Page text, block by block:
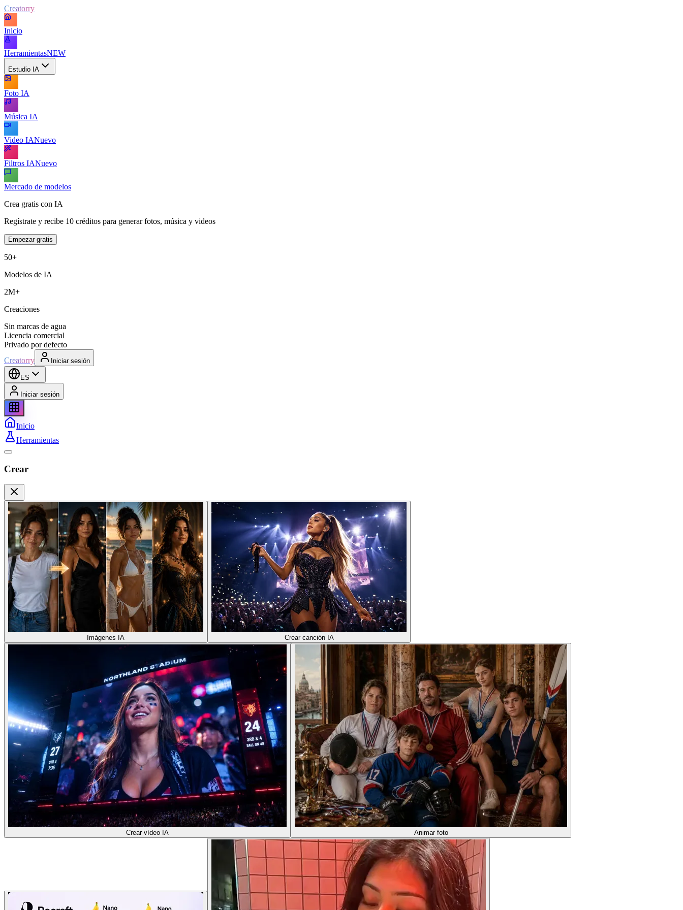
Creatorry
Inicio
HerramientasNEW
Estudio IA
Foto IA
Música IA
Video IANuevo
Filtros IANuevo
Mercado de modelos
Crea gratis con IA
Regístrate y recibe 10 créditos para generar fotos, música y videos
Empezar gratis
50+
Modelos de IA
2M+
Creaciones
Sin marcas de agua
Licencia comercial
Privado por defecto
Creatorry
Iniciar sesión
ES
Iniciar sesión
Inicio
Herramientas
Crear
Imágenes IA Crear canción IA
Crear vídeo IA Animar foto